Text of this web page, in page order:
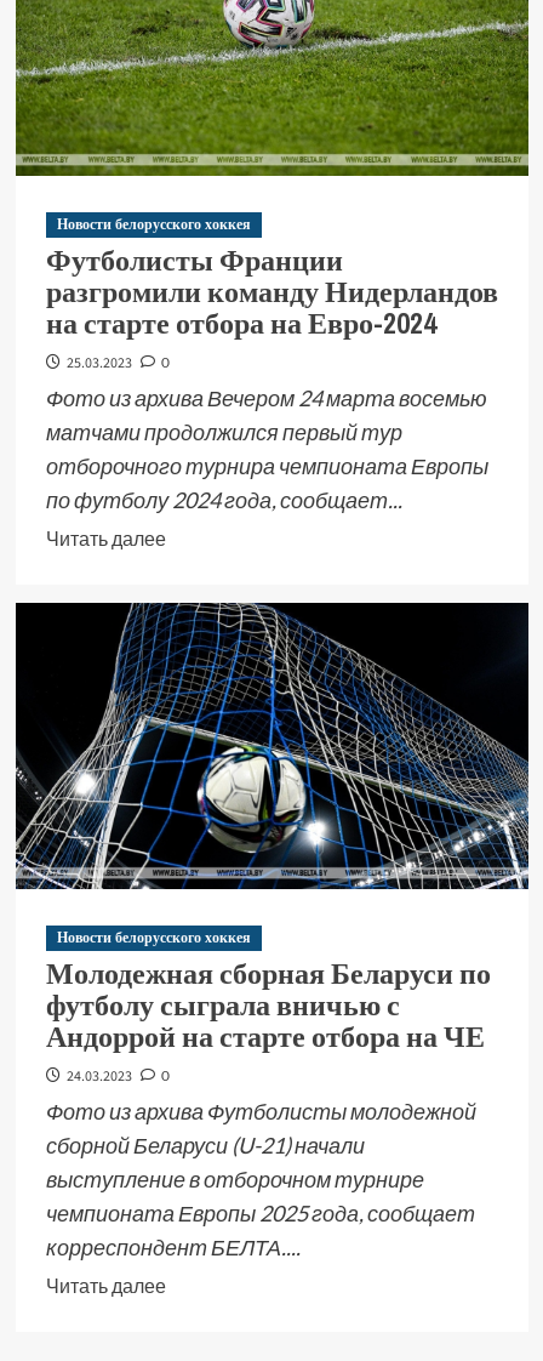
Новости белорусского хоккея
Футболисты Франции
разгромили команду Нидерландов
на старте отбора на Евро-2024
25.03.2023 0
Фото из архива Вечером 24 марта восемью
матчами продолжился первый тур
отборочного турнира чемпионата Европы
по футболу 2024 года, сообщает...
Читать далее
Новости белорусского хоккея
Молодежная сборная Беларуси по
футболу сыграла вничью с
Андоррой на старте отбора на ЧЕ
24.03.2023 0
Фото из архива Футболисты молодежной
сборной Беларуси (U-21) начали
выступление в отборочном турнире
чемпионата Европы 2025 года, сообщает
корреспондент БЕЛТА....
Читать далее